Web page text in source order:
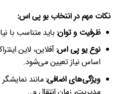
نکات مهم در انتخاب یو پی اس:
ظرفیت و توان: باید متناسب با
نوع یو پی اس:آفلاین، لاین
اساس نیاز تعیین می‌شود.
ویژگی‌های اضافی: